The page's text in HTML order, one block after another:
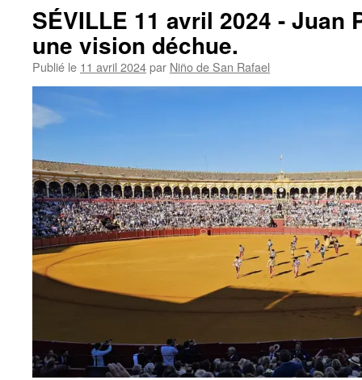
SÉVILLE 11 avril 2024 - Juan
une vision déchue.
Publié le 11 avril 2024par Niño de San Rafael